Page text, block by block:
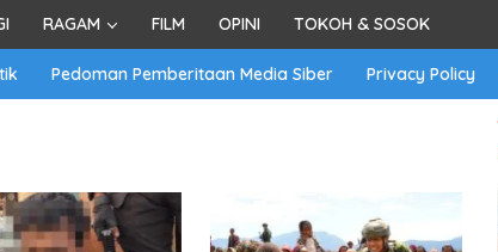
RAGAM FILM OPINI TOKOH & SOSOK
Pedoman Pemberitaan Media Siber Privacy Policy